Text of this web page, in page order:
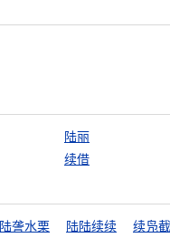
陆丽
续借
陆詟水栗 陆陆续续 续凫